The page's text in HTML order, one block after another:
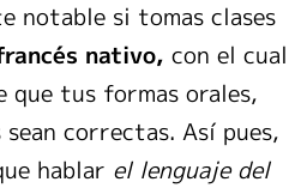
notable si tomas clases
nativo, con el cual
que tus formas orales,
correctas. Así pues,
hablar el lenguaje del